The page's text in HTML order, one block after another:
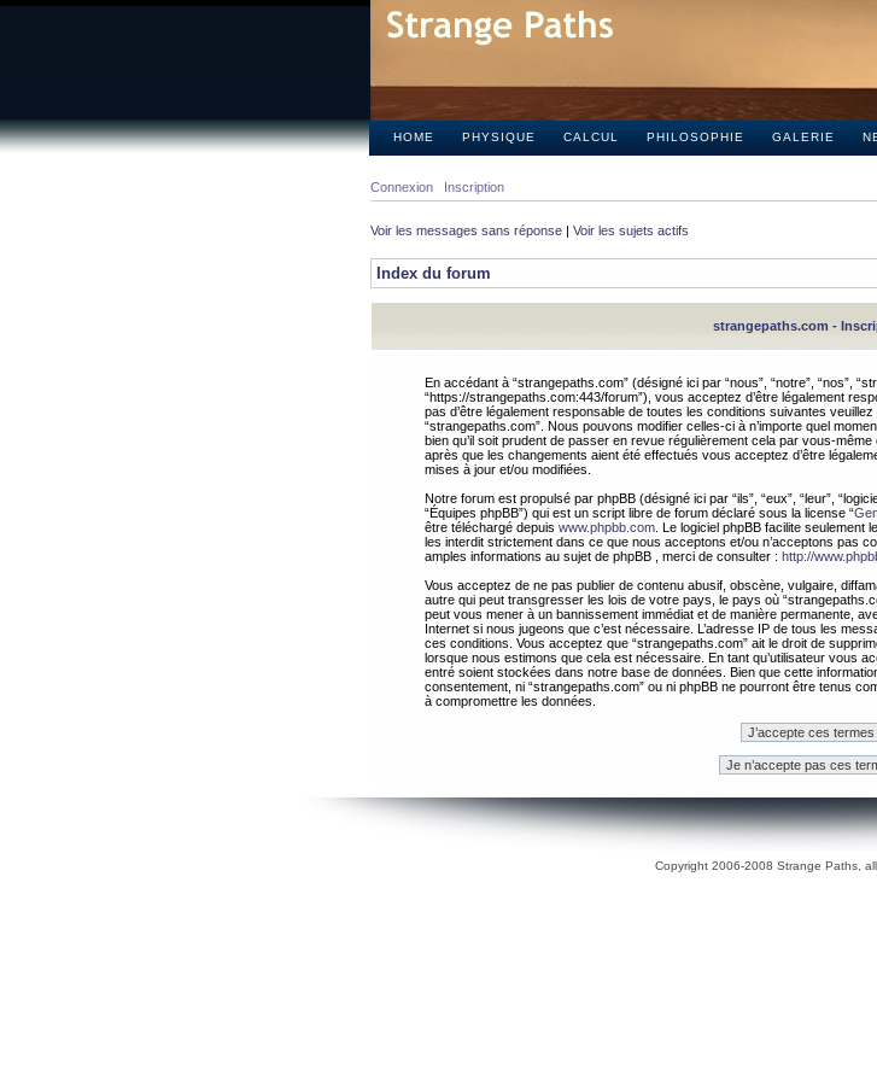
HOME PHYSIQUE CALCUL PHILOSOPHIE GALERIE
Connexion Inscription
Voir les messages sans réponse | Voir les sujets actifs
Index du forum
strangepaths.com -
En accédant à “strangepaths.com” (désigné ici par “nous”, “notre”, “nos”,
“https://strangepaths.com:443/forum”), vous acceptez d’être légalement
pas d’être légalement responsable de toutes les conditions suivantes
“strangepaths.com”. Nous pouvons modifier celles-ci à n’importe quel
bien qu’il soit prudent de passer en revue régulièrement cela par vous-
après que les changements aient été effectués vous acceptez d’être
mises à jour et/ou modifiées.
Notre forum est propulsé par phpBB (désigné ici par “ils”, “eux”, “leur”,
“Équipes phpBB”) qui est un script libre de forum déclaré sous la license “
être téléchargé depuis www.phpbb.com . Le logiciel phpBB facilite
les interdit strictement dans ce que nous acceptons et/ou n’acceptons pas
amples informations au sujet de phpBB , merci de consulter : http://
Vous acceptez de ne pas publier de contenu abusif, obscène, vulgaire,
autre qui peut transgresser les lois de votre pays, le pays où
peut vous mener à un bannissement immédiat et de manière permanente,
Internet si nous jugeons que c’est nécessaire. L’adresse IP de tous les
ces conditions. Vous acceptez que “strangepaths.com” ait le droit de
lorsque nous estimons que cela est nécessaire. En tant qu’utilisateur vous
entré soient stockées dans notre base de données. Bien que cette
consentement, ni “strangepaths.com” ou ni phpBB ne pourront être tenus
à compromettre les données.
Copyright 2006-2008 Strange Paths, all